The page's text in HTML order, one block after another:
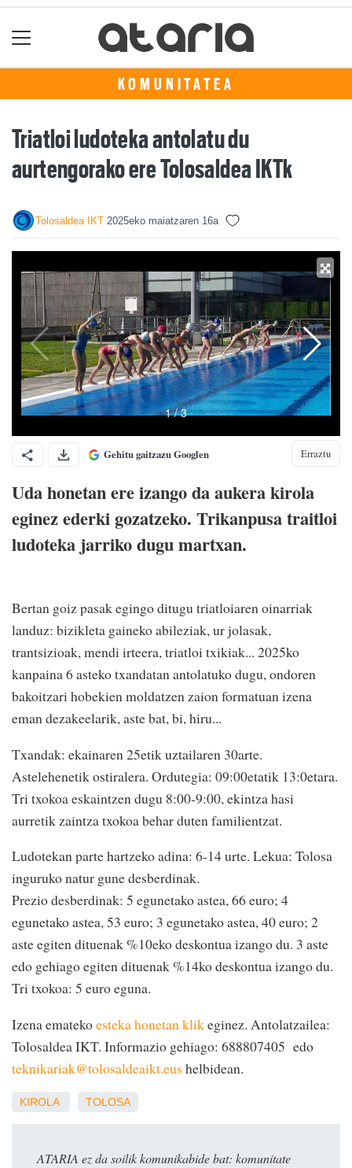
KOMUNITATEA
Triatloi ludoteka antolatu du
aurtengorako ere Tolosaldea IKTk
Tolosaldea IKT 2025eko maiatzaren 16a
Gehitu gaitzazu Googlen Erraztu
Uda honetan ere izango da aukera kirola
eginez ederki gozatzeko. Trikanpusa traitloi
ludoteka jarriko dugu martxan.
Bertan goiz pasak egingo ditugu triatloiaren oinarriak
landuz: bizikleta gaineko abileziak, ur jolasak,
trantsizioak, mendi irteera, triatloi txikiak... 2025ko
kanpaina 6 asteko txandatan antolatuko dugu, ondoren
bakoitzari hobekien moldatzen zaion formatuan izena
eman dezakeelarik, aste bat, bi, hiru...
Txandak: ekainaren 25etik uztailaren 30arte.
Astelehenetik ostiralera. Ordutegia: 09:00etatik 13:0etara.
Tri txokoa eskaintzen dugu 8:00-9:00, ekintza hasi
aurretik zaintza txokoa behar duten familientzat.
Ludotekan parte hartzeko adina: 6-14 urte. Lekua: Tolosa
inguruko natur gune desberdinak.
Prezio desberdinak: 5 egunetako astea, 66 euro; 4
egunetako astea, 53 euro; 3 egunetako astea, 40 euro; 2
aste egiten dituenak %10eko deskontua izango du. 3 aste
edo gehiago egiten dituenak %14ko deskontua izango du.
Tri txokoa: 5 euro eguna.
Izena ematekoesteka honetan klikeginez. Antolatzailea:
Tolosaldea IKT. Informazio gehiago: 688807405 edo
teknikariak@tolosaldeaikt.eus helbidean.
KIROLA TOLOSA
ATARIA ez da soilik komunikabide bat: komunitate